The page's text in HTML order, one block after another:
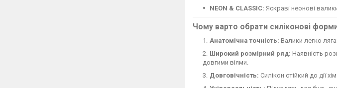
NEON & CLASSIC: Яскраві неонові
Чому варто обрати силіконові
Анатомічна точність: Валики легко
Широкий розмірний ряд: Наявність
довгими віями.
Довговічність: Силікон стійкий до дії